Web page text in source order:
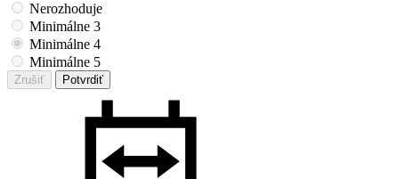
Nerozhoduje
Minimálne 3
Minimálne 4
Minimálne 5
Zrušiť Potvrdiť